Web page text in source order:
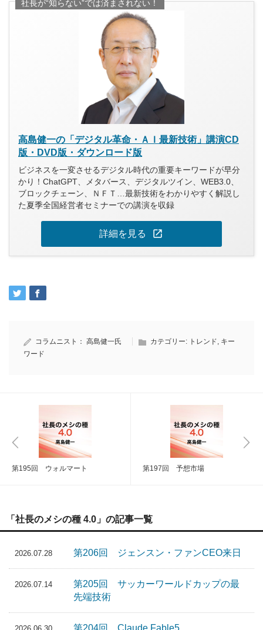
社長が“知らない”では済まされない！
高島健一の「デジタル革命・ＡＩ最新技術」講演CD
版・DVD版・ダウンロード版
ビジネスを一変させるデジタル時代の重要キーワードが早分
かり！ChatGPT、メタバース、デジタルツイン、WEB3.0、
ブロックチェーン、ＮＦＴ…最新技術をわかりやすく解説し
た夏季全国経営者セミナーでの講演を収録
詳細を見る open_in_new
コラムニスト： 高島健一氏 カテゴリー: トレンド, キー
ワード
第195回 ウォルマート 第197回 予想市場
「社長のメシの種 4.0」の記事一覧
2026.07.28 第206回 ジェンスン・ファンCEO来日
2026.07.14
第205回 サッカーワールドカップの最
先端技術